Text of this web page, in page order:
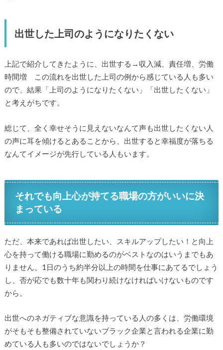
出世した上司のようになりたくない
上記で紹介してきたように、出世する→収入減、責任増、労働
時間増 この流れを出世した上司の例から感じている人も多い
ので、結果「上司のようになりたくない」「出世したくない」
と考えがちです。
総じて、全く幸せそうに見えないなんて声も出世したくない人
の声に耳を傾けるとあることから、出世すると幸福度が落ちる
なんてイメージが先行している人もいます。
それでも向上心が持てる職場の方がいいに決
まっている
ただ、本来であれば出世したい、スキルアップしたい！と向上
心を持って働ける職場に勤めるのがベストなのはいうまでもあ
りません。1日のうち約半分以上の時間を仕事にあてるでしょう
し、否が応でも数十年も関わり続けなければいけないものです
から。
出世へのネガティブな意識を持っている人の多くは、労働環境
がそもそも整備されていないブラック企業と言われる企業に勤
めている人も多いのではないでしょうか？